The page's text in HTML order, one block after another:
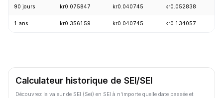
90 jours kr0.075847 kr0.040745 kr0.052838
1 ans kr0.356159 kr0.040745 kr0.134057
Calculateur historique de SEI/SEI
Découvrez la valeur de SEI (Sei) en SEI à n'importe quelle date passée et